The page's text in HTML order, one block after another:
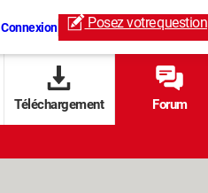
Connexion Posez votrequestion
Téléchargement Forum